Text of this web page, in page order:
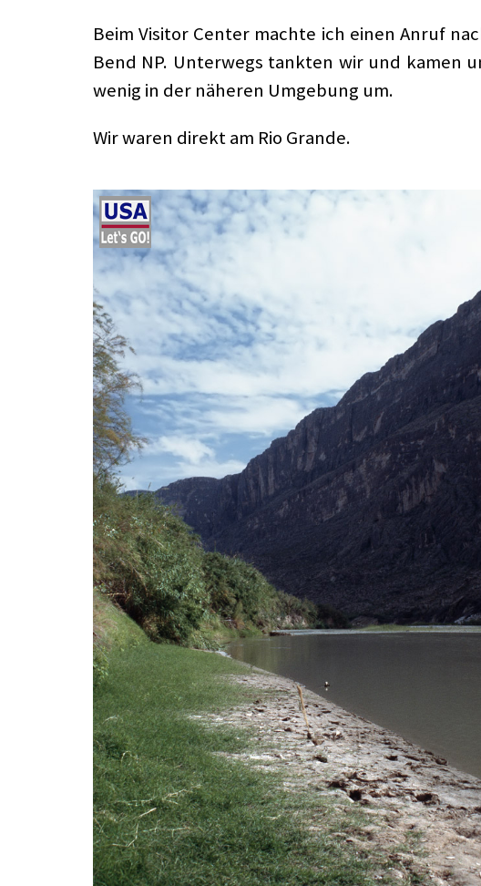
Beim Visitor Center machte ich einen Anruf
Bend NP. Unterwegs tankten wir und kamen
wenig in der näheren Umgebung um.
Wir waren direkt am Rio Grande.